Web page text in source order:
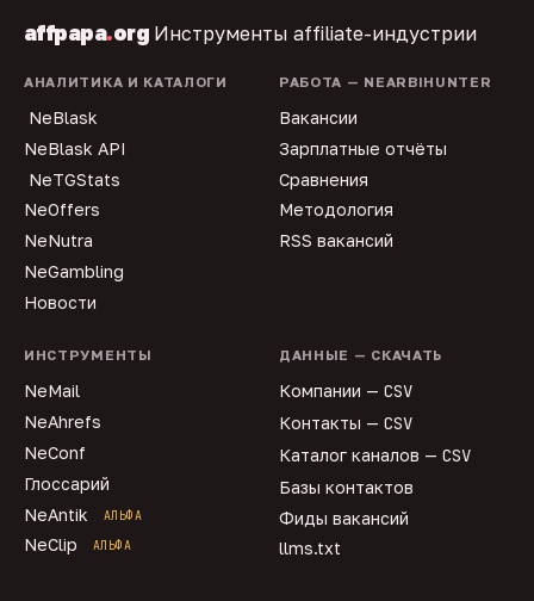
affpapa.org Инструменты affiliate-индустрии
АНАЛИТИКА И КАТАЛОГИ
NeBlask
NeBlask API
NeTGStats
NeOffers
NeNutra
NeGambling
Новости
РАБОТА — NEARBIHUNTER
Вакансии
Зарплатные отчёты
Сравнения
Методология
RSS вакансий
ИНСТРУМЕНТЫ
NeMail
NeAhrefs
NeConf
Глоссарий
NeAntik
АЛЬФА
NeClip АЛЬФА
ДАННЫЕ — СКАЧАТЬ
Компании — CSV
Контакты — CSV
Каталог каналов — CSV
Базы контактов
Фиды вакансий
llms.txt